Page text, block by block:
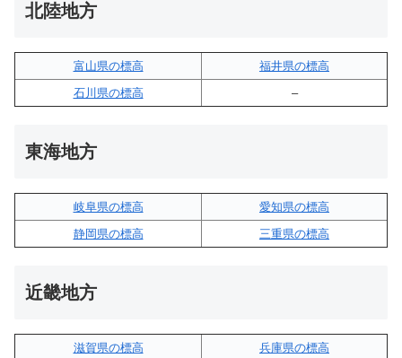
北陸地方
富山県の標高
福井県の標高
石川県の標高
–
東海地方
岐阜県の標高
愛知県の標高
静岡県の標高
三重県の標高
近畿地方
滋賀県の標高
兵庫県の標高